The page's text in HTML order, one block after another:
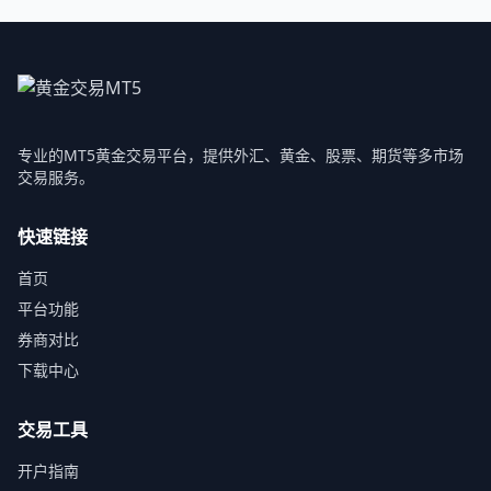
专业的MT5黄金交易平台，提供外汇、黄金、股票、期货等多市场
交易服务。
快速链接
首页
平台功能
券商对比
下载中心
交易工具
开户指南